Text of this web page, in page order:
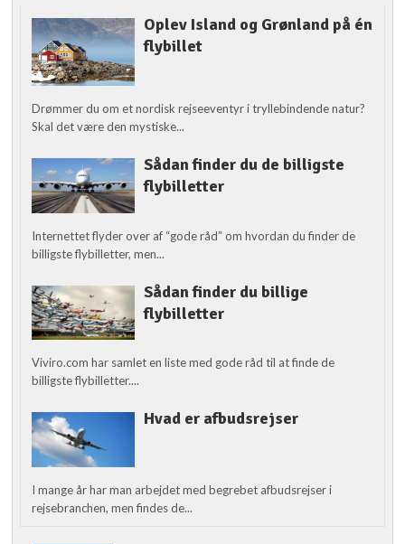
Oplev Island og Grønland på én
flybillet
Drømmer du om et nordisk rejseeventyr i tryllebindende natur?
Skal det være den mystiske...
Sådan finder du de billigste
flybilletter
Internettet flyder over af “gode råd” om hvordan du finder de
billigste flybilletter, men...
Sådan finder du billige
flybilletter
Viviro.com har samlet en liste med gode råd til at finde de
billigste flybilletter....
Hvad er afbudsrejser
I mange år har man arbejdet med begrebet afbudsrejser i
rejsebranchen, men findes de...